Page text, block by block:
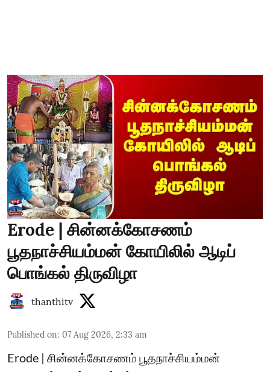
Erode | சின்னக்கோசணம்
பூதநாச்சியம்மன் கோயிலில் ஆடிப்
பொங்கல் திருவிழா
thanthitv
Published on: 07 Aug 2026, 2:33 am
Erode | சின்னக்கோசணம் பூதநாச்சியம்மன்